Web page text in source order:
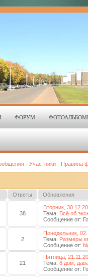
ФОРУМ
· Участники · Правила
Ответы Обновления
38
Вторник,
Тема: Всё об
Сообщение от:
2
Понедельник,
Тема: Размеры
Сообщение от:
21
Пятница,
Тема: 6 дом,
Сообщение от: